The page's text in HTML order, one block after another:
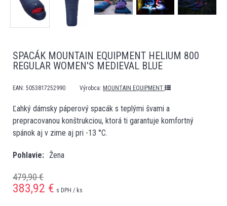
SPACÁK MOUNTAIN EQUIPMENT HELIUM 800
REGULAR WOMEN'S MEDIEVAL BLUE
EAN: 5053817252990 Výrobca: MOUNTAIN EQUIPMENT
Ľahký dámsky páperový spacák s teplými švami a
prepracovanou konštrukciou, ktorá ti garantuje komfortný
spánok aj v zime aj pri -13 °C.
Pohlavie Žena
479,90 €
383,92 € s DPH / ks